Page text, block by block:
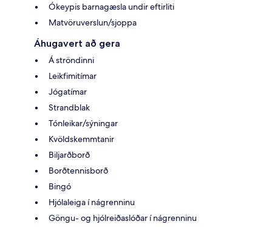
Ókeypis barnagæsla undir eftirliti
Matvöruverslun/sjoppa
Áhugavert að gera
Á ströndinni
Leikfimitímar
Jógatímar
Strandblak
Tónleikar/sýningar
Kvöldskemmtanir
Biljarðborð
Borðtennisborð
Bingó
Hjólaleiga í nágrenninu
Göngu- og hjólreiðaslóðar í nágrenninu